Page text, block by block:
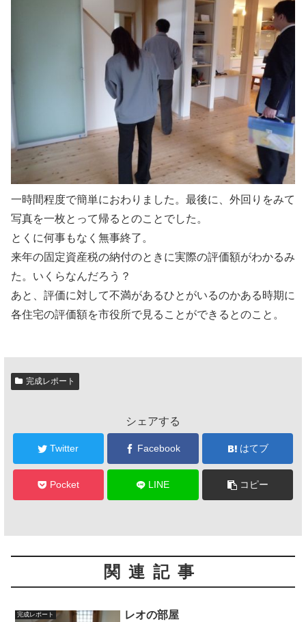
一時間程度で簡単におわりました。最後に、外回りをみて
写真を一枚とって帰るとのことでした。
とくに何事もなく無事終了。
来年の固定資産税の納付のときに実際の評価額がわかるみ
た。いくらなんだろう？
あと、評価に対して不満があるひとがいるのかある時期に
各住宅の評価額を市役所で見ることができるとのこと。
完成レポート
シェアする
Twitter Facebook はてブ
Pocket LINE コピー
関連記事
完成レポート レオの部屋